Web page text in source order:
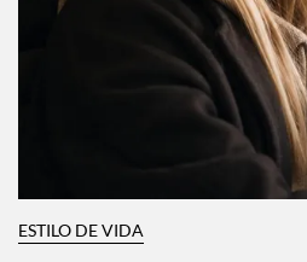
ESTILO DE VIDA